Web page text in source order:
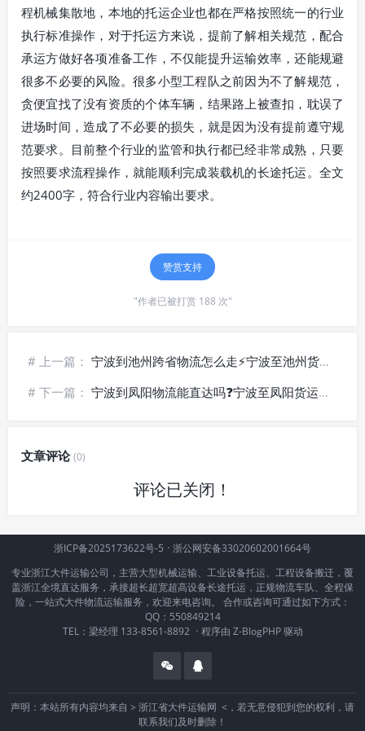
程机械集散地，本地的托运企业也都在严格按照统一的行业
执行标准操作，对于托运方来说，提前了解相关规范，配合
承运方做好各项准备工作，不仅能提升运输效率，还能规避
很多不必要的风险。很多小型工程队之前因为不了解规范，
贪便宜找了没有资质的个体车辆，结果路上被查扣，耽误了
进场时间，造成了不必要的损失，就是因为没有提前遵守规
范要求。目前整个行业的监管和执行都已经非常成熟，只要
按照要求流程操作，就能顺利完成装载机的长途托运。全文
约2400字，符合行业内容输出要求。
赞赏支持
"作者已被打赏 188 次"
# 上一篇： 宁波到池州跨省物流怎么走⚡宁波至池州货运专线_高速直达时效
# 下一篇： 宁波到凤阳物流能直达吗❓宁波至凤阳货运_县域落地配送
文章评论(0)
评论已关闭！
浙ICP备2025173622号-5 · 浙公网安备33020602001664号
专业浙江大件运输公司，主营大型机械运输、工业设备托运、工程设备搬迁，覆
盖浙江全境直达服务，承接超长超宽超高设备长途托运，正规物流车队、全程保
险，一站式大件物流运输服务，欢迎来电咨询。 合作或咨询可通过如下方式：
QQ：550849214
TEL：梁经理 133-8561-8892 · 程序由 Z-BlogPHP驱动
声明：本站所有内容均来自 > 浙江省大件运输网 <，若无意侵犯到您的权利，请
联系我们及时删除！